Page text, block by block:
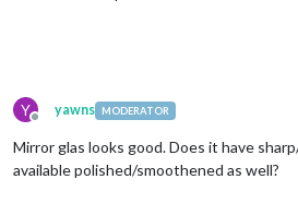
Y
Offline
yawns MODERATOR
Mirror glas looks good. Does it have
available polished/smoothened as well?